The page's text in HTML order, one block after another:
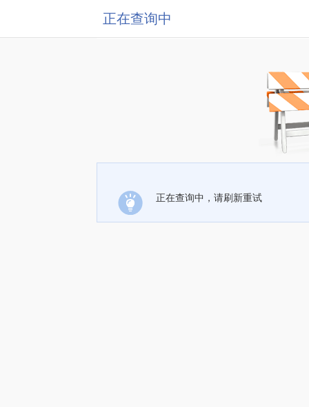
正在查询中
正在查询中，请刷新重试